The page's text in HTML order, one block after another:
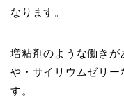
なります。
増粘剤のような働き
や・サイリウムゼリー
す。